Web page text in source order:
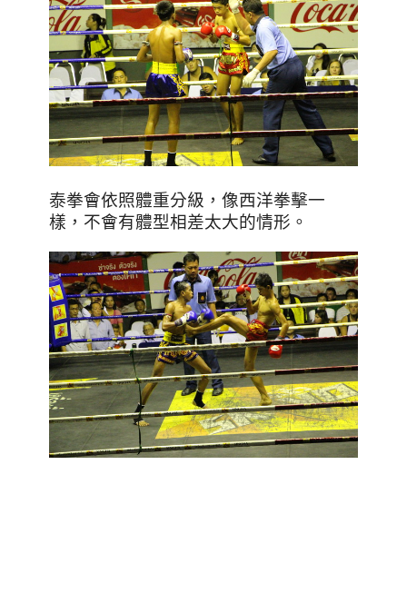
泰拳會依照體重分級，像西洋拳擊一
樣，不會有體型相差太大的情形。